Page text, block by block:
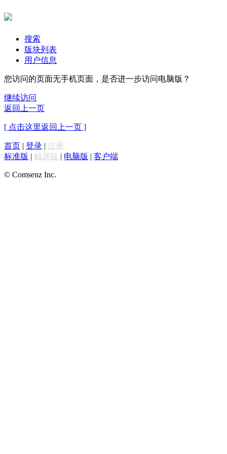
搜索
版块列表
用户信息
您访问的页面无手机页面，是否进一步访问电脑版？
继续访问
返回上一页
[ 点击这里返回上一页 ]
首页 | 登录 | 注册
标准版 | 触屏版 | 电脑版 | 客户端
© Comsenz Inc.